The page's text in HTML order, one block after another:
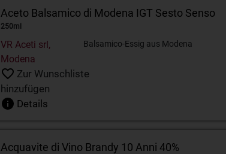
Aceto Balsamico di Modena IGT Sesto Senso
250ml
VR Aceti srl,
Modena
Balsamico-Essig aus Modena
Zur Wunschliste
hinzufügen
Details
Acquavite di Vino Brandy 10 Anni 40%